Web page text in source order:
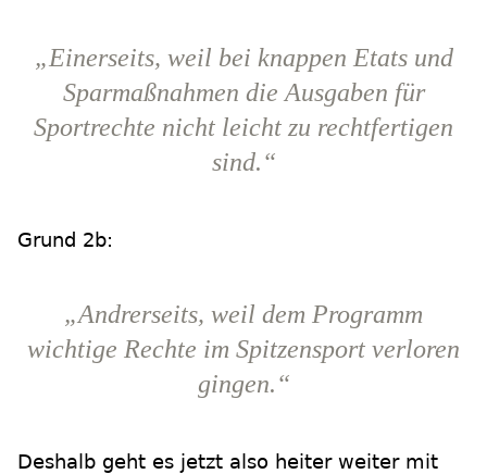
„Einerseits, weil bei knappen Etats und
Sparmaßnahmen die Ausgaben für
Sportrechte nicht leicht zu rechtfertigen
sind.“
Grund 2b:
„Andrerseits, weil dem Programm
wichtige Rechte im Spitzensport verloren
gingen.“
Deshalb geht es jetzt also heiter weiter mit